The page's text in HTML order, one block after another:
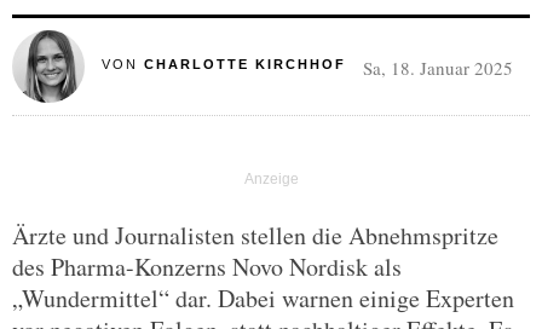
VON CHARLOTTE KIRCHHOF Sa, 18. Januar 2025
Ärzte und Journalisten stellen die Abnehmspritze
des Pharma-Konzerns Novo Nordisk als
„Wundermittel“ dar. Dabei warnen einige Experten